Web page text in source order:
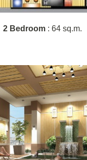
2 Bedroom : 64 sq.m.